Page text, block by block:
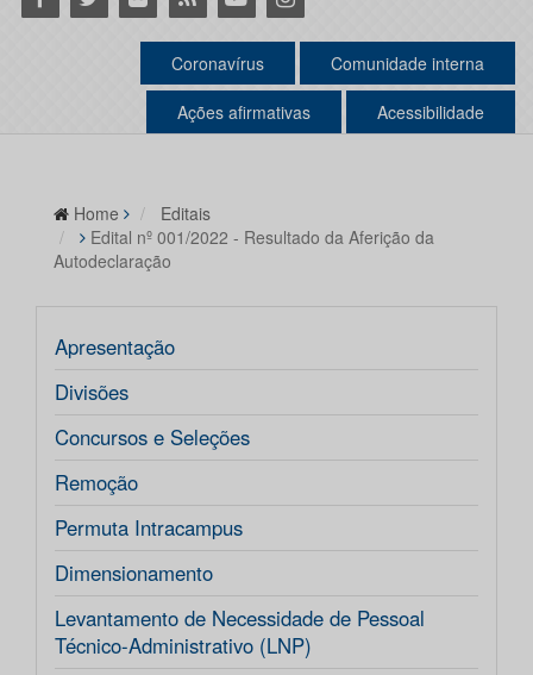
Coronavírus Comunidade interna
Ações afirmativas Acessibilidade
Home
Editais
Edital nº 001/2022 - Resultado da Aferição da
Autodeclaração
Apresentação
Divisões
Concursos e Seleções
Remoção
Permuta Intracampus
Dimensionamento
Levantamento de Necessidade de Pessoal
Técnico-Administrativo (LNP)